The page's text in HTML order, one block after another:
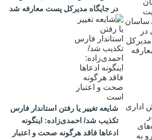
در جایگاه مدیرکل پست معارفه شد
شایعه تغییر یا رفتن استاندار فارس
تکذیب شد/ احمدی‌زاده: اینگونه
ادعاها فاقد هرگونه صحت و اعتبار